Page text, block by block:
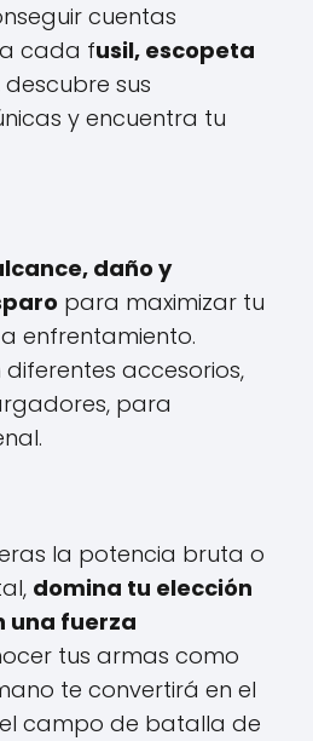
cuentas
cada fusil, escopeta
descubre sus
y encuentra tu
daño y
para maximizar tu
enfrentamiento.
accesorios,
para
la potencia bruta o
domina tu elección
una fuerza
tus armas como
te convertirá en el
campo de batalla de